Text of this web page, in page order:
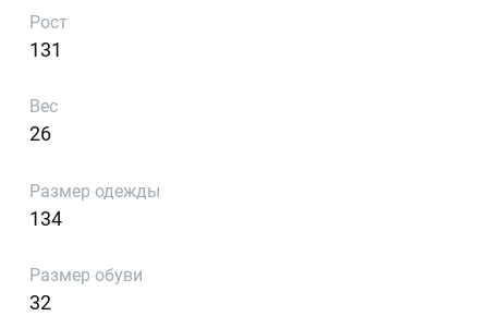
Рост
131
Вес
26
Размер одежды
134
Размер обуви
32